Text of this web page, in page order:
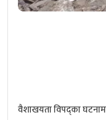
वैशाखयता विपद्का